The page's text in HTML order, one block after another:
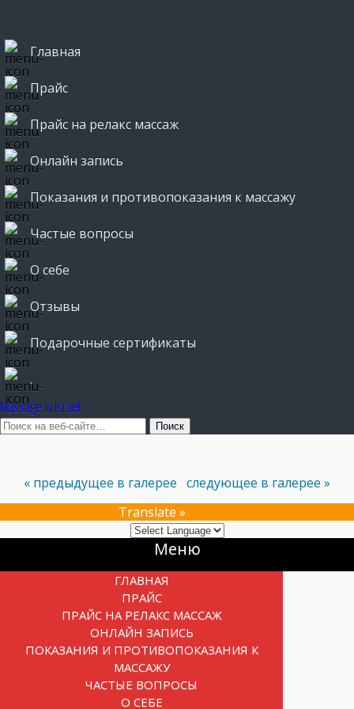
Главная
Прайс
Прайс на релакс массаж
Онлайн запись
Показания и противопоказания к массажу
Частые вопросы
О себе
Отзывы
Подарочные сертификаты
.
Massage in Israel
« предыдущее в галерее следующее в галерее »
Translate »
Прокрутка
Меню
ГЛАВНАЯ
ПРАЙС
ПРАЙС НА РЕЛАКС МАССАЖ
ОНЛАЙН ЗАПИСЬ
ПОКАЗАНИЯ И ПРОТИВОПОКАЗАНИЯ К
МАССАЖУ
ЧАСТЫЕ ВОПРОСЫ
О СЕБЕ